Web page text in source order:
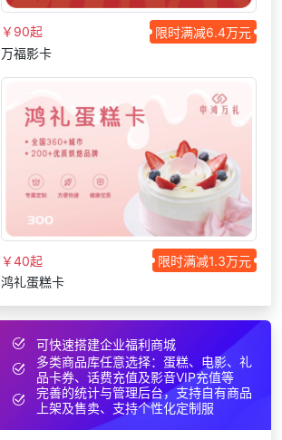
￥90起
限时满减6.4万元
万福影卡
￥40起
限时满减1.3万元
鸿礼蛋糕卡
可快速搭建企业福利商城
多类商品库任意选择：蛋糕、电影、礼
品卡券、话费充值及影音VIP充值等
完善的统计与管理后台，支持自有商品
上架及售卖、支持个性化定制服
150***
189***
13 天前 咨询工会福利平台
138*** 20 天前
索要福利礼品采购资
料
156***
17 天前
咨询供应商礼品
7 天前
选择定制礼品商城
185***
选择工会福利系统
195***
184***
14 小时前
咨询SaaS相关问题
139***
28 天前
咨询工会福利平台
150***
2 天前
申请按需体验系统
134***
选择礼品卡商城系统
189***
获取礼品采购供应链
资料